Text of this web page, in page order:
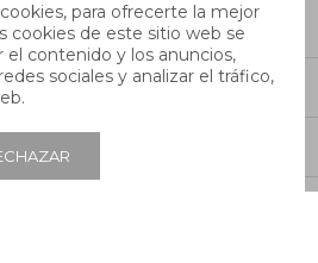
para ofrecerte la mejor
cookies de este sitio web se
el contenido y los anuncios,
sociales y analizar el tráfico,